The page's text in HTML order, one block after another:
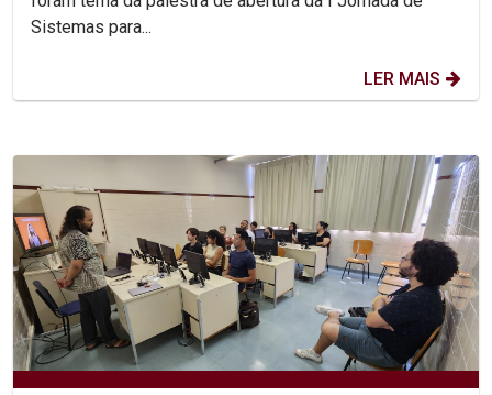
Sistemas para...
LER MAIS